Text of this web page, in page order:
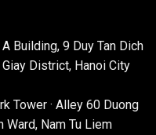
Building, 9 Duy Tan Dich
Giay District, Hanoi City
Tower · Alley 60 Duong
Ward, Nam Tu Liem